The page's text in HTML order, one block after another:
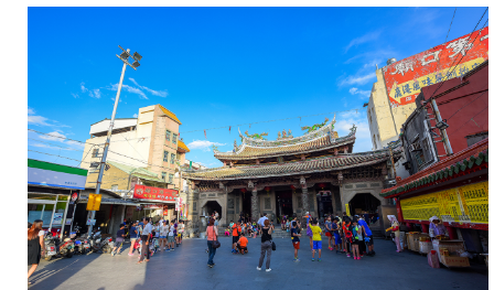
巧
故
有
藝
術
殿
堂
之